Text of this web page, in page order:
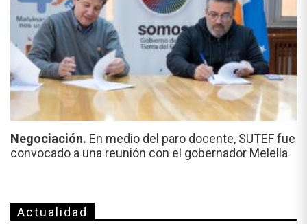
Negociación. En medio del paro docente, SUTEF fue
convocado a una reunión con el gobernador Melella
Actualidad